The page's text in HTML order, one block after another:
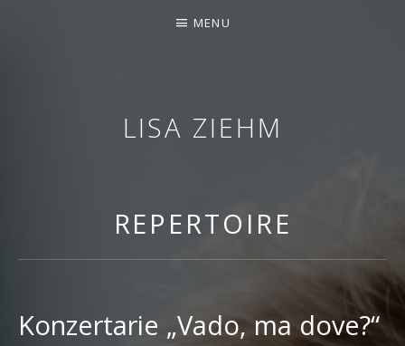
LISA ZIEHM
MENU
REPERTOIRE
Konzertarie „Vado, ma dove?“